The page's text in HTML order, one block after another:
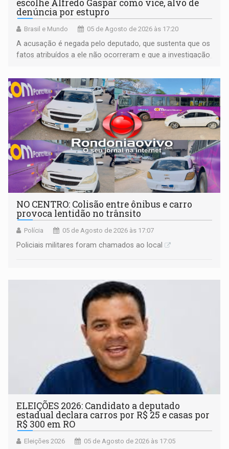
escolhe Alfredo Gaspar como vice, alvo de
denúncia por estupro
Brasil e Mundo 05 de Agosto de 2026 às 17:20
A acusação é negada pelo deputado, que sustenta que os
fatos atribuídos a ele não ocorreram e que a investigação
NO CENTRO: Colisão entre ônibus e carro
provoca lentidão no trânsito
Polícia 05 de Agosto de 2026 às 17:07
Policiais militares foram chamados ao local
ELEIÇÕES 2026: Candidato a deputado
estadual declara carros por R$ 25 e casas por
R$ 300 em RO
Eleições 2026 05 de Agosto de 2026 às 17:05